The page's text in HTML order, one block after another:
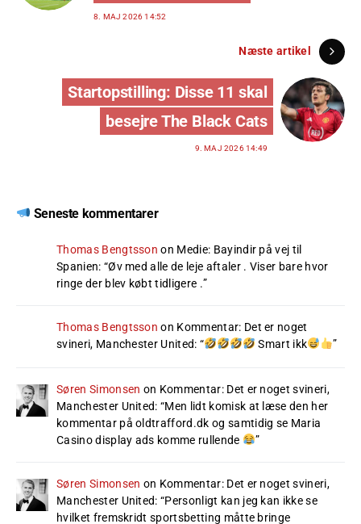
8. MAJ 2026 14:52
Næste artikel
Startopstilling: Disse 11 skal
besejre The Black Cats
9. MAJ 2026 14:49
Seneste kommentarer
Thomas Bengtsson on Medie: Bayindir på vej til
Spanien: “Øv med alle de leje aftaler . Viser bare hvor
ringe der blev købt tidligere .”
Thomas Bengtsson on Kommentar: Det er noget
svineri, Manchester United: “ Smart ikk ”
Søren Simonsen on Kommentar: Det er noget svineri,
Manchester United: “Men lidt komisk at læse den her
kommentar på oldtrafford.dk og samtidig se Maria
Casino display ads komme rullende
”
Søren Simonsen on Kommentar: Det er noget svineri,
Manchester United: “Personligt kan jeg kan ikke se
hvilket fremskridt sportsbetting måtte bringe